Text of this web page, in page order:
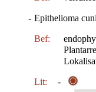
- Epithelioma
Bef:
Lit: -